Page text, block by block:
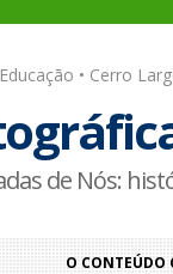
• Cerro
de Nós:
O CONTEÚDO